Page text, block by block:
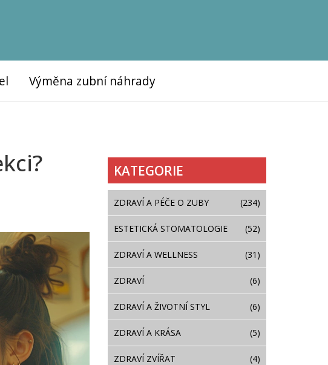
Výměna zubní náhrady
KATEGORIE
ZDRAVÍ A PÉČE O ZUBY (234)
ESTETICKÁ STOMATOLOGIE (52)
ZDRAVÍ A WELLNESS (31)
ZDRAVÍ (6)
ZDRAVÍ A ŽIVOTNÍ STYL (6)
ZDRAVÍ A KRÁSA (5)
ZDRAVÍ ZVÍŘAT (4)